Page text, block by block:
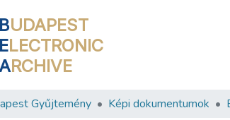
BUDAPEST
ELECTRONIC
ARCHIVE
Gyűjtemény Képi dokumentumok